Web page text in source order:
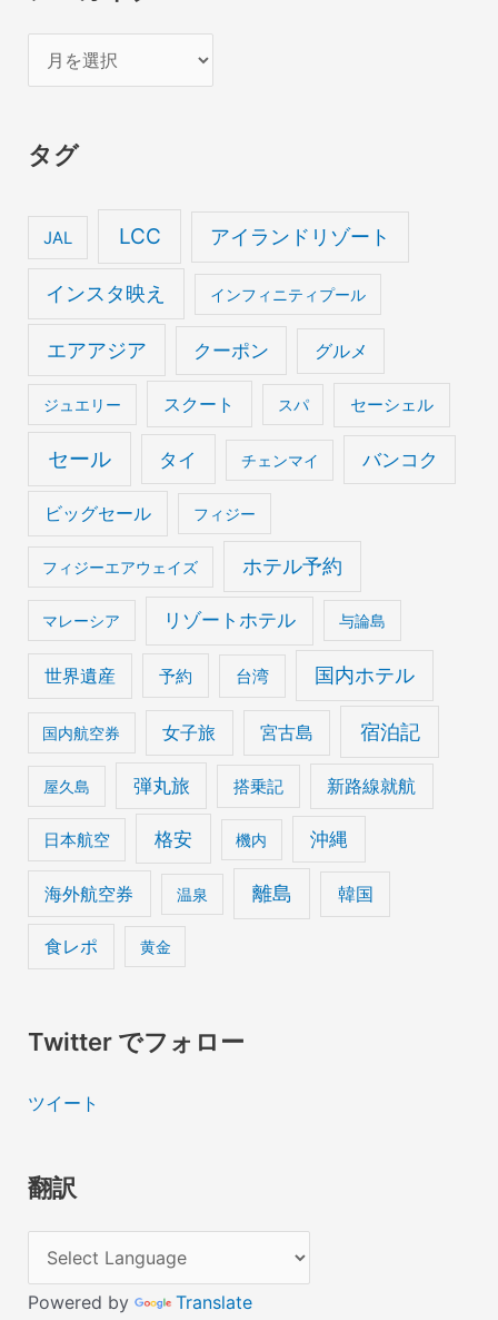
ー
イ
タグ
JAL LCC アイランドリゾート
インスタ映え インフィニティプール
エアアジア クーポン グルメ
ジュエリー スクート スパ セーシェル
セール タイ チェンマイ バンコク
ビッグセール フィジー
フィジーエアウェイズ ホテル予約
マレーシア リゾートホテル 与論島
世界遺産 予約 台湾 国内ホテル
国内航空券 女子旅 宮古島 宿泊記
屋久島 弾丸旅 搭乗記 新路線就航
日本航空 格安 機内 沖縄
海外航空券 温泉 離島 韓国
食レポ 黄金
Twitter でフォロー
ツイート
翻訳
Powered by Translate